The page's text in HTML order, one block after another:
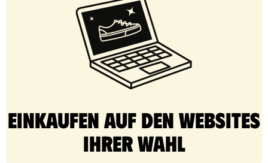
Einkaufen auf den Websites
Ihrer Wahl